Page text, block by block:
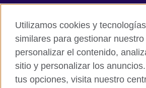
Políticas de privacidad y condiciones de
Accesibilidad
Cookies
Utilizamos cookies y
similares para gestionar
personalizar el contenido,
sitio y personalizar los
tus opciones, visita nuestro